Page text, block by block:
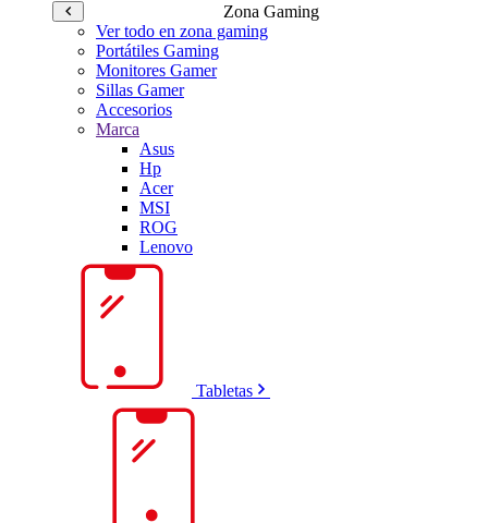
Zona Gaming
Ver todo en zona gaming
Portátiles Gaming
Monitores Gamer
Sillas Gamer
Accesorios
Marca
Asus
Hp
Acer
MSI
ROG
Lenovo
Tabletas